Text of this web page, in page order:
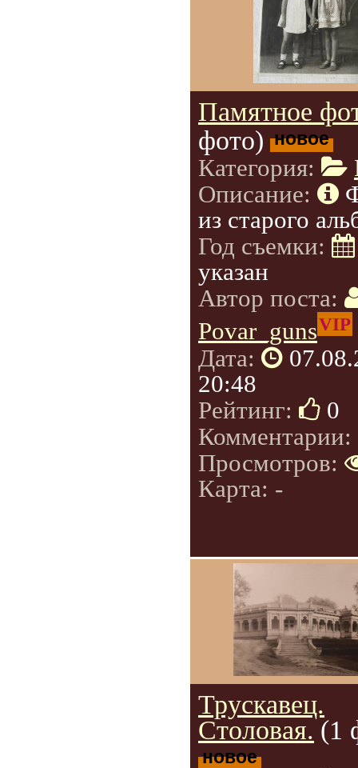
Памятное
фото) новое
Категория:
Описание:
из старого
Год съемки:
указан
Автор поста:
Povar_gunsVIP
Дата:
20:48
Рейтинг:
0
Комментарии:
Просмотров:
Карта: -
Трускавец.
Столовая. (1
новое